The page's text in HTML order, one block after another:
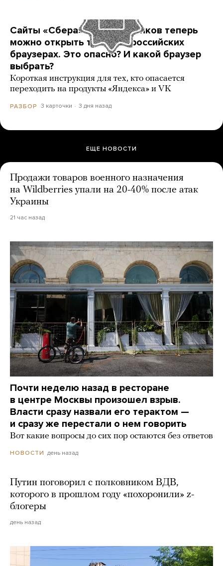
Сайты «Сбера» и других банков теперь
можно открыть только в российских
браузерах. Это опасно? И какой браузер
выбрать?
Короткая инструкция для тех, кто опасается
переходить на продукты «Яндекса» и VK
РАЗБОР 3 карточки 3 дня назад
ЕЩЕ НОВОСТИ
Продажи товаров военного назначения
на Wildberries упали на 20-40% после атак
Украины
21 час назад
Почти неделю назад в ресторане
в центре Москвы произошел взрыв.
Власти сразу назвали его терактом —
и сразу же перестали о нем говорить
Вот какие вопросы до сих пор остаются без ответов
НОВОСТИ день назад
Путин поговорил с полковником ВДВ,
которого в прошлом году «похоронили» z-
блогеры
день назад